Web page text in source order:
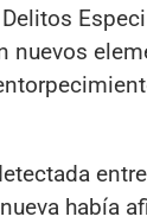
nuevos
había